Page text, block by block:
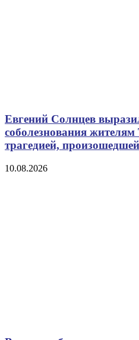
Евгений Солнцев
соболезнования жителям
трагедией,
10.08.2026